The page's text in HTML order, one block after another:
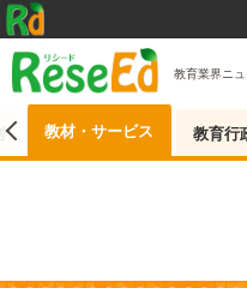
教育業界ニュ
教材・サービス 教育行